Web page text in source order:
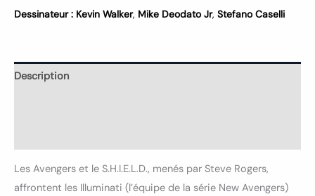
Dessinateur : Kevin Walker, Mike Deodato Jr, Stefano Caselli
Description
Les Avengers et le S.H.I.E.L.D., menés par Steve Rogers,
affrontent les Illuminati (l’équipe de la série New Avengers)